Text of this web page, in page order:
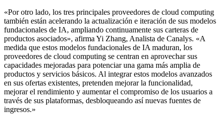
«Por otro lado, los tres principales proveedores de cloud computing
también están acelerando la actualización e iteración de sus modelos
fundacionales de IA, ampliando continuamente sus carteras de
productos asociados», afirma Yi Zhang, Analista de Canalys. «A
medida que estos modelos fundacionales de IA maduran, los
proveedores de cloud computing se centran en aprovechar sus
capacidades mejoradas para potenciar una gama más amplia de
productos y servicios básicos. Al integrar estos modelos avanzados
en sus ofertas existentes, pretenden mejorar la funcionalidad,
mejorar el rendimiento y aumentar el compromiso de los usuarios a
través de sus plataformas, desbloqueando así nuevas fuentes de
ingresos.»